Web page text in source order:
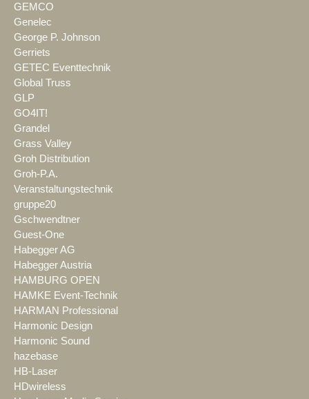
GEMCO
Genelec
George P. Johnson
Gerriets
GETEC Eventtechnik
Global Truss
GLP
GO4IT!
Grandel
Grass Valley
Groh Distribution
Groh-P.A.
Veranstaltungstechnik
gruppe20
Gschwendtner
Guest-One
Habegger AG
Habegger Austria
HAMBURG OPEN
HAMKE Event-Technik
HARMAN Professional
Harmonic Design
Harmonic Sound
hazebase
HB-Laser
HDwireless